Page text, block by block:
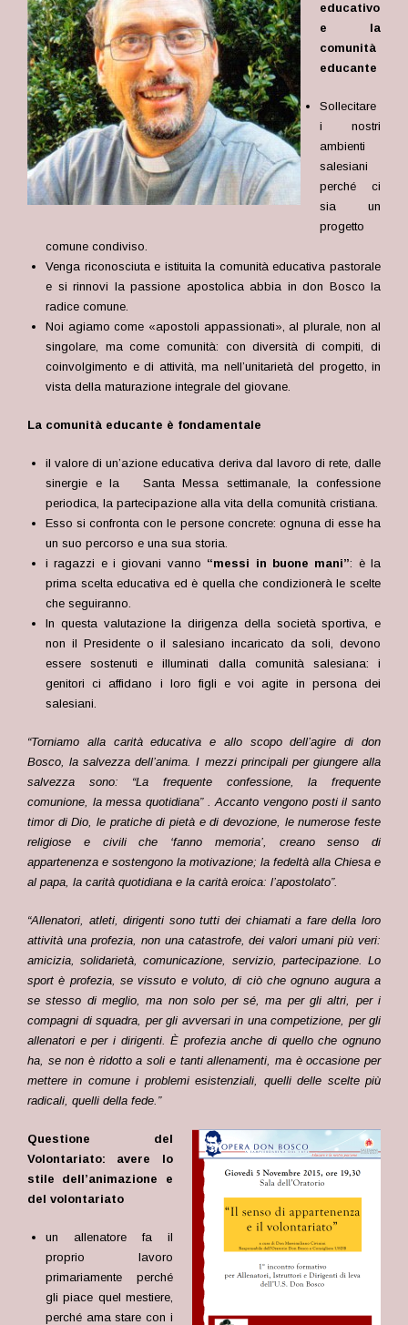
educativo
e la
comunità
educante
Sollecitare
i nostri
ambienti
salesiani
perché ci
sia un
progetto
comune condiviso.
Venga riconosciuta e istituita la comunità educativa pastorale
e si rinnovi la passione apostolica abbia in don Bosco la
radice comune.
Noi agiamo come «apostoli appassionati», al plurale, non al
singolare, ma come comunità: con diversità di compiti, di
coinvolgimento e di attività, ma nell’unitarietà del progetto, in
vista della maturazione integrale del giovane.
La comunità educante è fondamentale
il valore di un’azione educativa deriva dal lavoro di rete, dalle
sinergie e la Santa Messa settimanale, la confessione
periodica, la partecipazione alla vita della comunità cristiana.
Esso si confronta con le persone concrete: ognuna di esse ha
un suo percorso e una sua storia.
i ragazzi e i giovani vanno “messi in buone mani”: è la
prima scelta educativa ed è quella che condizionerà le scelte
che seguiranno.
In questa valutazione la dirigenza della società sportiva, e
non il Presidente o il salesiano incaricato da soli, devono
essere sostenuti e illuminati dalla comunità salesiana: i
genitori ci affidano i loro figli e voi agite in persona dei
salesiani.
“Torniamo alla carità educativa e allo scopo dell’agire di don
Bosco, la salvezza dell’anima. I mezzi principali per giungere alla
salvezza sono: “La frequente confessione, la frequente
comunione, la messa quotidiana” . Accanto vengono posti il santo
timor di Dio, le pratiche di pietà e di devozione, le numerose feste
religiose e civili che ‘fanno memoria’, creano senso di
appartenenza e sostengono la motivazione; la fedeltà alla Chiesa e
al papa, la carità quotidiana e la carità eroica: l’apostolato”.
“Allenatori, atleti, dirigenti sono tutti dei chiamati a fare della loro
attività una profezia, non una catastrofe, dei valori umani più veri:
amicizia, solidarietà, comunicazione, servizio, partecipazione. Lo
sport è profezia, se vissuto e voluto, di ciò che ognuno augura a
se stesso di meglio, ma non solo per sé, ma per gli altri, per i
compagni di squadra, per gli avversari in una competizione, per gli
allenatori e per i dirigenti. È profezia anche di quello che ognuno
ha, se non è ridotto a soli e tanti allenamenti, ma è occasione per
mettere in comune i problemi esistenziali, quelli delle scelte più
radicali, quelli della fede.”
Questione del
Volontariato: avere lo
stile dell’animazione e
del volontariato
un allenatore fa il
proprio lavoro
primariamente perché
gli piace quel mestiere,
perché ama stare con i